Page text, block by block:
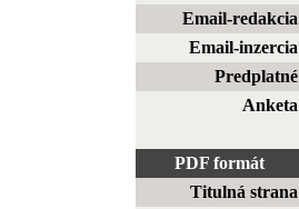
Email-redakcia
Email-inzercia
Predplatné
Anketa
PDF formát
Titulná strana